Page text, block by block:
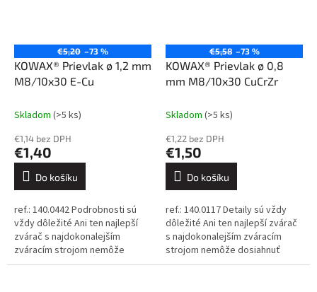
€5,20 –73 %
KOWAX® Prievlak ø 1,2 mm
M8/10x30 E-Cu
Skladom (>5 ks)
€1,14 bez DPH
€1,40
Do košíku
ref.: 140.0442 Podrobnosti sú
vždy dôležité Ani ten najlepší
zvárač s najdokonalejším
zváracím strojom nemôže
dosiahnuť dokonalé výsledky,
€5,58 –73 %
KOWAX® Prievlak ø 0,8
mm M8/10x30 CuCrZr
Skladom (>5 ks)
€1,22 bez DPH
€1,50
Do košíku
ref.: 140.0117 Detaily sú vždy
dôležité Ani ten najlepší zvárač
s najdokonalejším zváracím
strojom nemôže dosiahnuť
dokonalé výsledky, ak sa